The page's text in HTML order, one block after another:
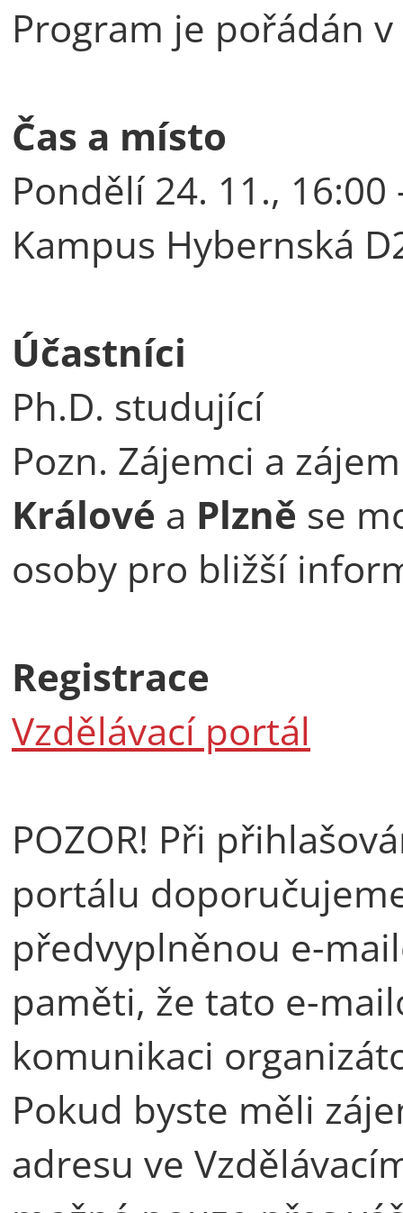
Program je pořádán v
Čas a místo
Pondělí 24. 11., 16:00
Kampus Hybernská
Účastníci
Ph.D. studující
Pozn. Zájemci a
Králové a Plzně se
osoby pro bližší
Registrace
Vzdělávací portál
POZOR! Při
portálu
předvyplněnou e-
paměti, že tato e-
komunikaci
Pokud byste měli
adresu ve